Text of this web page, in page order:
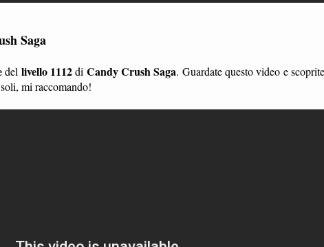
Saga
del livello 1112di Candy Crush Saga. Guardate questo video e
mi raccomando!